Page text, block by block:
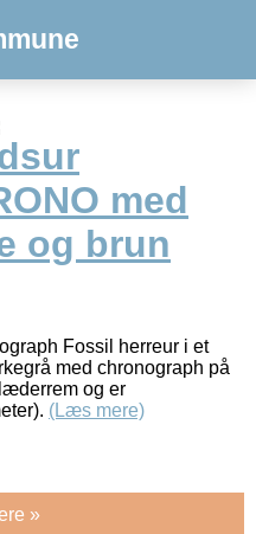
med
og brun
Fossil herreur i et
med chronograph på
og er
(Læs mere)
»